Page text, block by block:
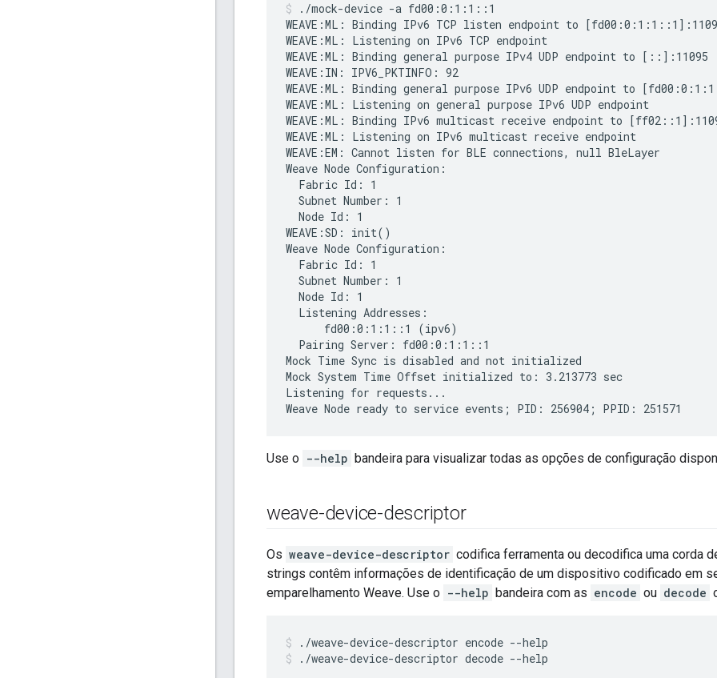
./mock-device -a fd00:0:1:1::1
WEAVE:ML: Binding IPv6 TCP listen endpoint to
WEAVE:ML: Listening on IPv6 TCP endpoint
WEAVE:ML: Binding general purpose IPv4 UDP endpoint to [::]:11095
WEAVE:IN: IPV6_PKTINFO: 92
WEAVE:ML: Binding general purpose IPv6 UDP endpoint to
WEAVE:ML: Listening on general purpose IPv6 UDP endpoint
WEAVE:ML: Binding IPv6 multicast receive endpoint to
WEAVE:ML: Listening on IPv6 multicast receive endpoint
WEAVE:EM: Cannot listen for BLE connections, null BleLayer
Weave Node Configuration:
  Fabric Id: 1
  Subnet Number: 1
  Node Id: 1
WEAVE:SD: init()
Weave Node Configuration:
  Fabric Id: 1
  Subnet Number: 1
  Node Id: 1
  Listening Addresses:
      fd00:0:1:1::1 (ipv6)
  Pairing Server: fd00:0:1:1::1
Mock Time Sync is disabled and not initialized
Mock System Time Offset initialized to: 3.213773 sec
Listening for requests...
Use o --help bandeira para visualizar todas as opções de configuração
weave-device-descriptor
Os weave-device-descriptor codifica ferramenta ou decodifica uma corda
strings contêm informações de identificação de um dispositivo codificado em
emparelhamento Weave. Use o --help bandeira com as encode ou decode
./weave-device-descriptor encode --help
./weave-device-descriptor decode --help